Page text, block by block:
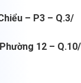
– P3 – Q.3/
12 – Q.10/